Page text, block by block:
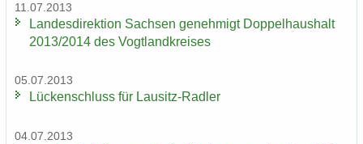
11.07.2013
Lan­des­di­rek­ti­on Sach­sen ge­neh­migt Dop­pel­haus­halt
2013/2014 des Vogt­land­krei­ses
05.07.2013
Lü­cken­schluss für Lausitz-​Radler
04.07.2013